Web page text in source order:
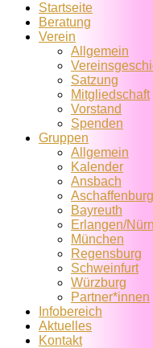
Startseite
Beratung
Verein
Allgemein
Satzung
Mitglied­schaft
Vorstand
Spenden
Gruppen
Allgemein
Kalender
Ansbach
Aschaffenburg
Bayreuth
Erlangen/
München
Regensburg
Schweinfurt
Würzburg
Partner*innen
Infobereich
Aktuelles
Kontakt